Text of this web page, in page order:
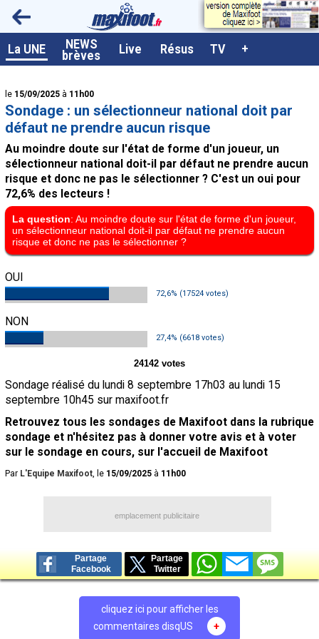
La UNE NEWS
brèves Live Résus TV +
<
le 15/09/2025 à 11h00
Sondage : un sélectionneur national doit par
défaut ne prendre aucun risque
Au moindre doute sur l'état de forme d'un joueur, un
sélectionneur national doit-il par défaut ne prendre aucun
risque et donc ne pas le sélectionner ? C'est un oui pour
72,6% des lecteurs !
La question: Au moindre doute sur l'état de forme d'un joueur,
un sélectionneur national doit-il par défaut ne prendre aucun
risque et donc ne pas le sélectionner ?
OUI
72,6% (17524 votes)
NON
27,4% (6618 votes)
24142 votes
Sondage réalisé du lundi 8 septembre 17h03 au lundi 15
septembre 10h45 sur maxifoot.fr
Retrouvez tous les sondages de Maxifoot dans la rubrique
sondage et n'hésitez pas à donner votre avis et à voter
sur le sondage en cours, sur l'accueil de Maxifoot
Par L'Equipe Maxifoot, le 15/09/2025 à 11h00
emplacement publicitaire
Partage
Facebook
Partage
Twitter
cliquez ici pour afficher les
commentaires disqUS
+
A la UNE
Live / Matchs en direct
Résultats et Classements
Class. buteurs européens
Programme TV foot
Vidéos
Sondages
Tableau transferts L1
Taille de la police
Contact / Signaler un bug
Mentions légales
site web Maxifoot.fr